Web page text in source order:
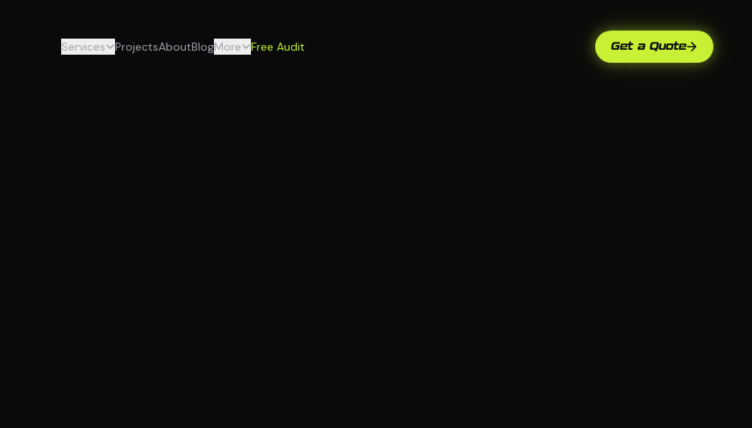
Services ProjectsAboutBlogMore Free Audit Get a Quote